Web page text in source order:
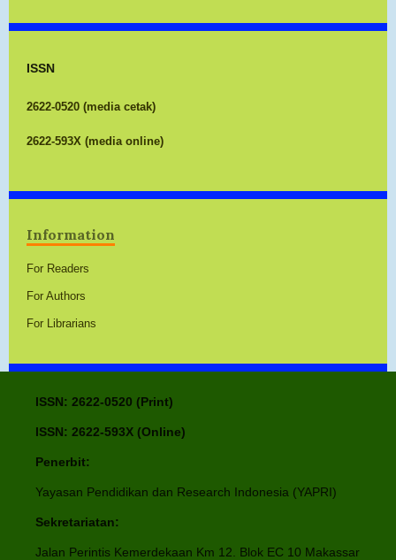
ISSN
2622-0520 (media cetak)
2622-593X (media online)
Information
For Readers
For Authors
For Librarians
ISSN: 2622-0520 (Print)
ISSN: 2622-593X (Online)
Penerbit:
Yayasan Pendidikan dan Research Indonesia (YAPRI)
Sekretariatan:
Jalan Perintis Kemerdekaan Km 12. Blok EC 10 Makassar